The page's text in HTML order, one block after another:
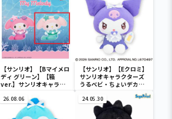
【サンリオ】【Bマイメロ
ディ グリーン】【箱
ver.】サンリオキャラク
SOFVIMATES～マイメロ
ディ マーメイドver. ～
【サンリオ】【Eクロミ】
サンリオキャラクターズ
うるベビ・ちょいデカド
26.08.06 24.05.30